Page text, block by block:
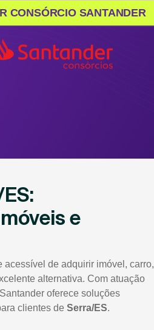
CONSÓRCIO SANTANDER
e
de adquirir imóvel, carro,
alternativa. Com atuação
oferece soluções
clientes de Serra/ES.